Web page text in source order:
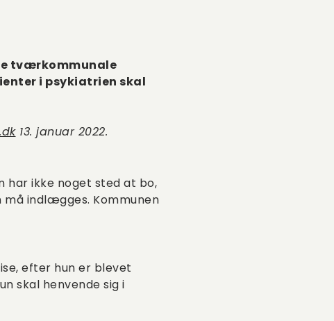
tværkommunale
i psykiatrien skal
13. januar 2022.
har ikke noget sted at bo,
må indlægges. Kommunen
efter hun er blevet
skal henvende sig i